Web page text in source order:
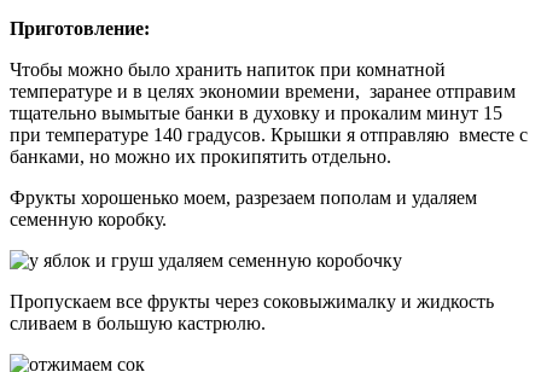
Приготовление:
Чтобы можно было хранить напиток при комнатной
температуре и в целях экономии времени, заранее отправим
тщательно вымытые банки в духовку и прокалим минут 15
при температуре 140 градусов. Крышки я отправляю вместе с
банками, но можно их прокипятить отдельно.
Фрукты хорошенько моем, разрезаем пополам и удаляем
семенную коробку.
Пропускаем все фрукты через соковыжималку и жидкость
сливаем в большую кастрюлю.